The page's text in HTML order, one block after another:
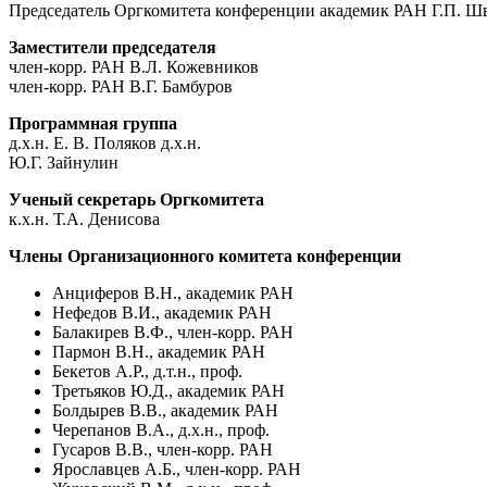
Председатель Оргкомитета конференции академик РАН Г.П.
Заместители председателя
член-корр. РАН В.Л. Кожевников
член-корр. РАН В.Г. Бамбуров
Программная группа
д.х.н. Е. В. Поляков д.х.н.
Ю.Г. Зайнулин
Ученый секретарь Оргкомитета
к.х.н. Т.А. Денисова
Члены Организационного комитета конференции
Анциферов В.Н., академик РАН
Нефедов В.И., академик РАН
Балакирев В.Ф., член-корр. РАН
Пармон В.Н., академик РАН
Бекетов А.Р., д.т.н., проф.
Третьяков Ю.Д., академик РАН
Болдырев В.В., академик РАН
Черепанов В.А., д.х.н., проф.
Гусаров В.В., член-корр. РАН
Ярославцев А.Б., член-корр. РАН